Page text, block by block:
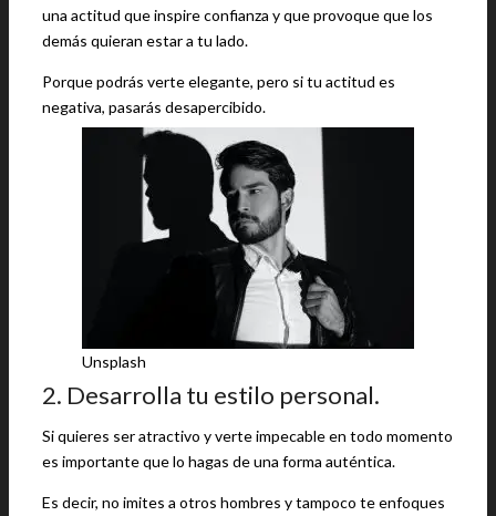
una actitud que inspire confianza y que provoque que los
demás quieran estar a tu lado.
Porque podrás verte elegante, pero si tu actitud es
negativa, pasarás desapercibido.
Unsplash
2. Desarrolla tu estilo personal.
Si quieres ser atractivo y verte impecable en todo momento
es importante que lo hagas de una forma auténtica.
Es decir, no imites a otros hombres y tampoco te enfoques